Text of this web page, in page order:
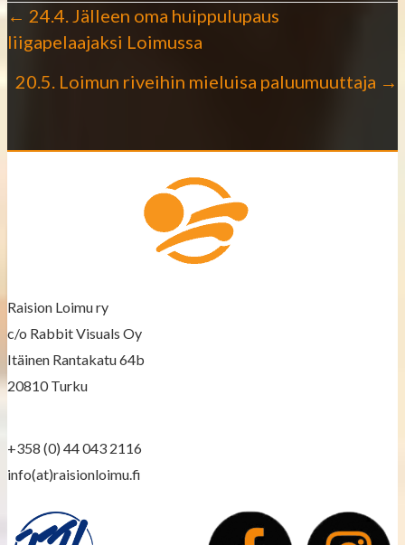
P
o
t
v
i
g
t
← 24.4. Jälleen oma huippulupaus
liigapelaajaksi Loimussa
20.5. Loimun riveihin mieluisa paluumuuttaja →
Raision Loimu ry
c/o Rabbit Visuals Oy
Itäinen Rantakatu 64b
20810 Turku
+358 (0) 44 043 2116
info(at)raisionloimu.fi